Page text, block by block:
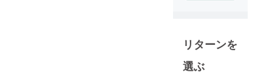
リターンを
選ぶ